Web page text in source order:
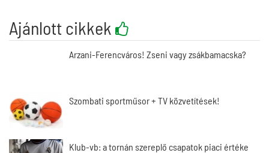
Ajánlott cikkek
Arzani-Ferencváros! Zseni vagy zsákbamacska?
Szombati sportműsor + TV közvetítések!
Klub-vb: a tornán szereplő csapatok piaci értéke